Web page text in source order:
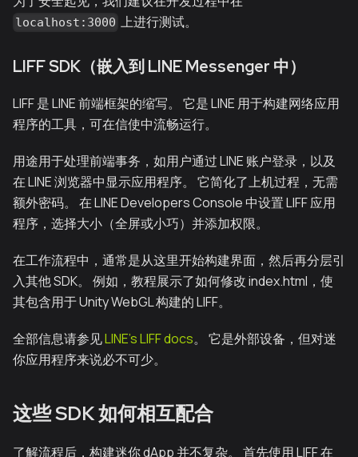
localhost:3000 上进行测试。
LIFF SDK（嵌入到 LINE Messenger 中）
LIFF 是 LINE 前端框架的缩写。 它是 LINE 用于构建网络应用
程序的工具，可在信使中流畅运行。
用途用于处理前端事务，如用户通过 LINE 账户登录，以及
在 LINE 浏览器中显示应用程序。 它简化了上机过程，无需
额外密码。 在 LINE Developers Console 中设置 LIFF 应用
程序，选择大小（全屏或小巧）并添加权限。
在工作流程中，通常是从这里开始构建界面，然后再分层引
入其他 SDK。 例如，教程展示了如何修改 index.html，使
其包含用于 Unity WebGL 构建的 LIFF。
全部信息请参见LINE's LIFF docs。 它是外部设备，但对迷
你应用程序来说必不可少。
这些 SDK 如何相互配合
了解流程后，构建迷你 dApp 并不复杂。 首先使用 LIFF 在